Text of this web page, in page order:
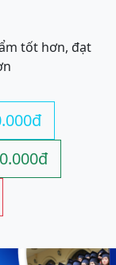
tốt hơn, đạt